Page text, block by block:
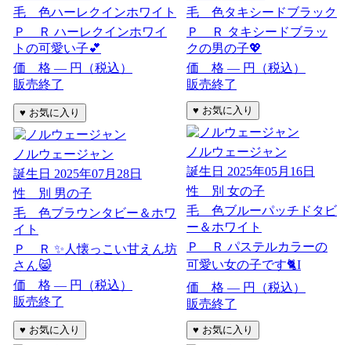
毛 色ハーレクインホワイト
Ｐ Ｒ ハーレクインホワイ
トの可愛い子💕
価 格 ― 円（税込）
販売終了
毛 色タキシードブラック
Ｐ Ｒ タキシードブラッ
クの男の子💖
価 格 ― 円（税込）
販売終了
ノルウェージャン
誕生日 2025年07月28日
性 別 男の子
毛 色ブラウンタビー＆ホワ
イト
Ｐ Ｒ ✨人懐っこい甘えん坊
さん😸
価 格 ― 円（税込）
販売終了
ノルウェージャン
誕生日 2025年05月16日
性 別 女の子
毛 色ブルーパッチドタビ
ー＆ホワイト
Ｐ Ｒ パステルカラーの
可愛い女の子です🐈I
価 格 ― 円（税込）
販売終了